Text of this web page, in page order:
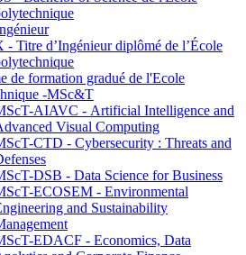
- Titre d’Ingénieur diplômé de l’École
de formation gradué de l'Ecole
-MSc&T
AIAVC - Artificial Intelligence and
Visual Computing
CTD - Cybersecurity : Threats and
DSB - Data Science for Business
ECOSEM - Environmental
and Sustainability
EDACF - Economics, Data